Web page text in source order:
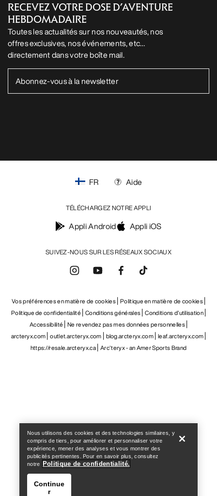
RECEVEZ VOTRE DOSE D’AVENTURE
HEBDOMADAIRE
Toutes les actualités sur nos nouveautés, nos
offres exclusives, nos événements, etc…
directement dans votre boîte mail.
SUIVEZ-NOUS SUR LES RÉSEAUX SOCIAUX
FR Aide
TÉLÉCHARGEZ NOTRE APPLI
Appli Android Appli iOS
Vos préférences en matière de cookies Politique en matière de cookies
Politique de confidentialité Conditions générales Conditions d’utilisation
Accessibilité Ne revendez pas mes données personnelles
arcteryx.com outlet.arcteryx.com blog.arcteryx.com leaf.arcteryx.com
https://resale.arcteryx.ca Arc'teryx - an Amer Sports Brand
Nous utilisons des cookies et des technologies similaires, y
compris de tiers, pour améliorer et personnaliser votre
expérience, mener des analyses et vous montrer des
publicités pertinentes. Pour en savoir plus, consultez
notre
Politique de confidentialité.
Continue
r